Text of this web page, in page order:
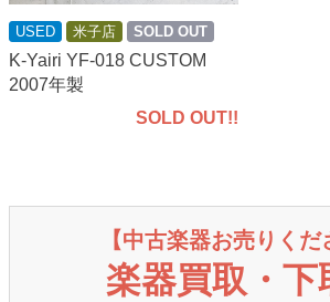
USED 米子店 SOLD OUT
K-Yairi YF-018 CUSTOM
2007年製
SOLD OUT!!
【中古楽器お売りくだ
楽器買取・下